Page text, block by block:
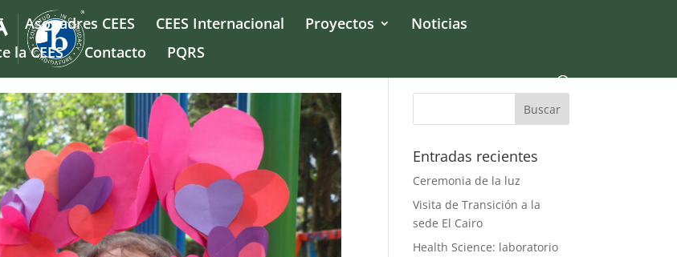
Asopadres CEES CEES Internacional Proyectos
Noticias
la CEES
Contacto PQRS
Entradas recientes
Ceremonia de la luz
Visita de Transición a la
sede El Cairo
Health Science: laboratorio